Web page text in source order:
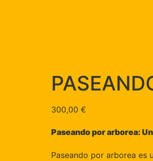
300,00 €
Paseando por arborea:
Paseando por arborea